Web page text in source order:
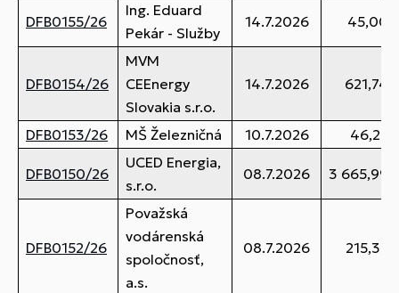
DFB0155/26
Ing. Eduard
Pekár - Služby
14.7.2026 45,00
DFB0154/26
MVM
CEEnergy
Slovakia s.r.o.
14.7.2026 621,74
DFB0153/26 MŠ Železničná 10.7.2026 46,25
DFB0150/26
UCED Energia,
s.r.o.
08.7.2026 3 665,99
DFB0152/26
Považská
vodárenská
spoločnosť,
a.s.
08.7.2026 215,35